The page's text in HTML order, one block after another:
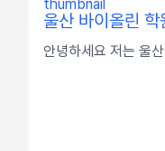
울산 바이올린
안녕하세요 저는 울